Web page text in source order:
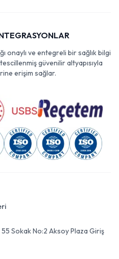
onaylı ve entegreli bir sağlık bilgi
güvenilir altyapısıyla
erişim sağlar.
Sokak No:2 Aksoy Plaza Giriş